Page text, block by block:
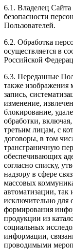
6.1. Владелец Сайта
безопасности
Пользователей.
6.2. Обработка
осуществляется в
Российской
6.3. Переданные
также изображения
запись,
изменение,
блокирование,
обработки,
третьим лицам, с
договоры, в том
трансграничную
обеспечивающих
согласно списку,
надзору в сфере
массовых
автоматизации, так
исключительно для
формирования
продукции из
социальных
информации,
проводимыми